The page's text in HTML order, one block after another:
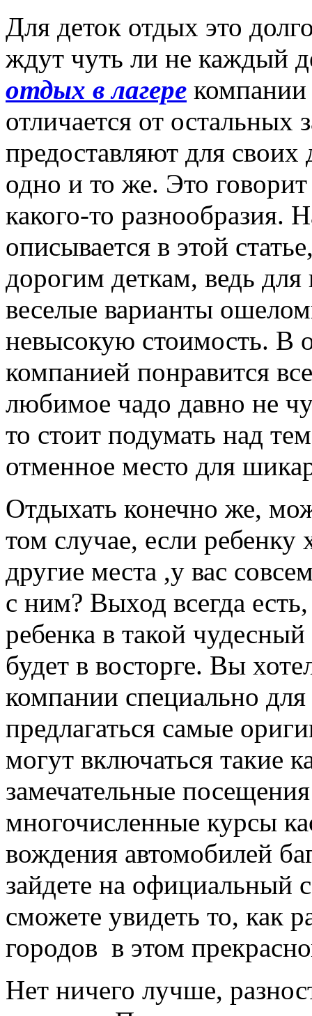
Для деток отдых это
ждут чуть ли не каждый
отдых в лагере
отличается от остальных
предоставляют для
одно и то же. Это
какого-то разнообразия.
описывается в этой
дорогим деткам, ведь
веселые варианты
невысокую стоимость.
компанией понравится
любимое чадо давно не
то стоит подумать над
отменное место для
Отдыхать конечно же,
том случае, если ребенку
другие места ,у вас
с ним? Выход всегда
ребенка в такой
будет в восторге. Вы
компании специально
предлагаться самые
могут включаться такие
замечательные
многочисленные курсы
вождения автомобилей
зайдете на официальный
сможете увидеть то, как
городов в этом
Нет ничего лучше,